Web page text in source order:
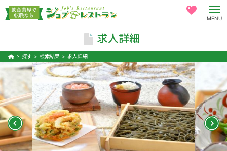
MENU
求人詳細
探す 検索結果 求人詳細